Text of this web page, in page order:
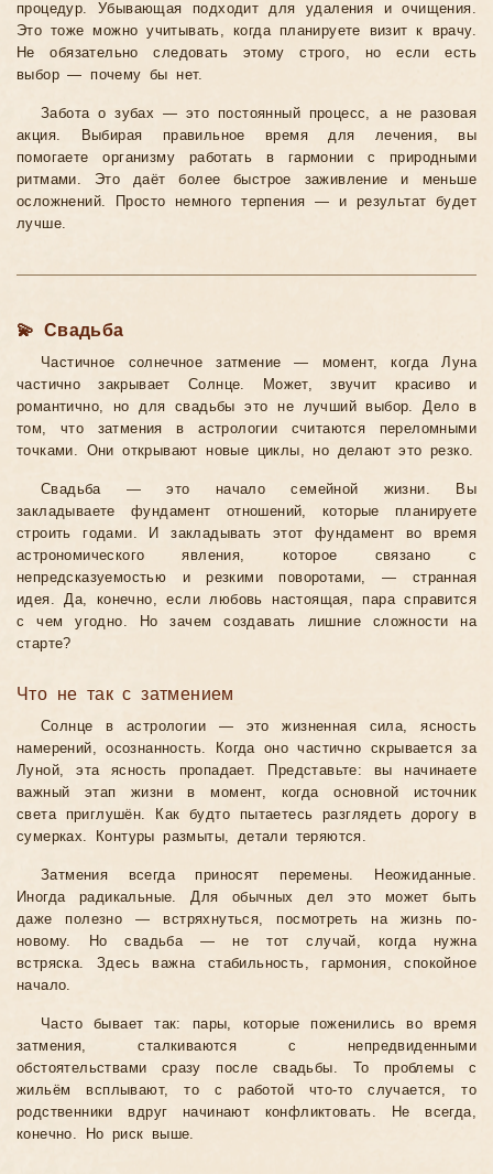
процедур. Убывающая подходит для удаления и очищения.
Это тоже можно учитывать, когда планируете визит к врачу.
Не обязательно следовать этому строго, но если есть
выбор — почему бы нет.
Забота о зубах — это постоянный процесс, а не разовая
акция. Выбирая правильное время для лечения, вы
помогаете организму работать в гармонии с природными
ритмами. Это даёт более быстрое заживление и меньше
осложнений. Просто немного терпения — и результат будет
лучше.
💫 Свадьба
Частичное солнечное затмение — момент, когда Луна
частично закрывает Солнце. Может, звучит красиво и
романтично, но для свадьбы это не лучший выбор. Дело в
том, что затмения в астрологии считаются переломными
точками. Они открывают новые циклы, но делают это резко.
Свадьба — это начало семейной жизни. Вы
закладываете фундамент отношений, которые планируете
строить годами. И закладывать этот фундамент во время
астрономического явления, которое связано с
непредсказуемостью и резкими поворотами, — странная
идея. Да, конечно, если любовь настоящая, пара справится
с чем угодно. Но зачем создавать лишние сложности на
старте?
Что не так с затмением
Солнце в астрологии — это жизненная сила, ясность
намерений, осознанность. Когда оно частично скрывается за
Луной, эта ясность пропадает. Представьте: вы начинаете
важный этап жизни в момент, когда основной источник
света приглушён. Как будто пытаетесь разглядеть дорогу в
сумерках. Контуры размыты, детали теряются.
Затмения всегда приносят перемены. Неожиданные.
Иногда радикальные. Для обычных дел это может быть
даже полезно — встряхнуться, посмотреть на жизнь по-
новому. Но свадьба — не тот случай, когда нужна
встряска. Здесь важна стабильность, гармония, спокойное
начало.
Часто бывает так: пары, которые поженились во время
затмения, сталкиваются с непредвиденными
обстоятельствами сразу после свадьбы. То проблемы с
жильём всплывают, то с работой что-то случается, то
родственники вдруг начинают конфликтовать. Не всегда,
конечно. Но риск выше.